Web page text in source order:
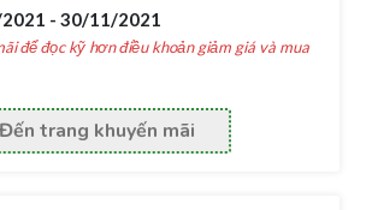
- 30/11/2021
để đọc kỹ hơn điều khoản giảm giá và mua
Đến trang khuyến mãi